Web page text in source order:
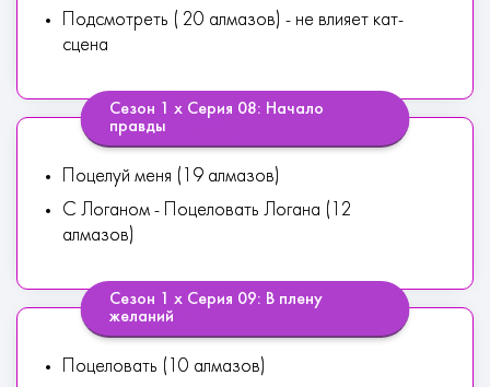
Подсмотреть ( 20 алмазов) - не влияет кат-
сцена
Сезон 1 х Серия 08: Начало
правды
Поцелуй меня (19 алмазов)
С Логаном - Поцеловать Логана (12
алмазов)
Сезон 1 х Серия 09: В плену
желаний
Поцеловать (10 алмазов)